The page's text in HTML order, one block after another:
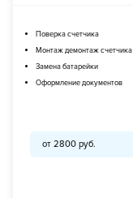
Поверка счетчика
Монтаж демонтаж счетчика
Замена батарейки
Оформление документов
от 2800 руб.